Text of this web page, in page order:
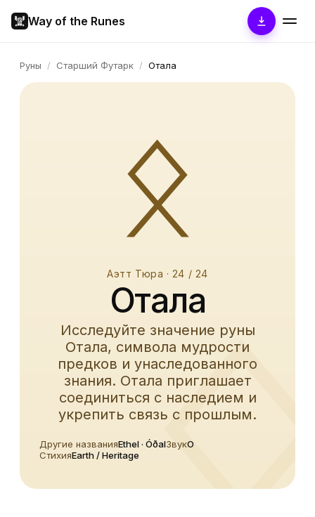
Way of the Runes
Руны / Старший Футарк / Отала
ᛟ
Аэтт Тюра · 24 / 24
Отала
Исследуйте значение руны
Отала, символа мудрости
предков и унаследованного
знания. Отала приглашает
соединиться с наследием и
укрепить связь с прошлым.
Другие названияEthel · ÓðalЗвукO
СтихияEarth / Heritage